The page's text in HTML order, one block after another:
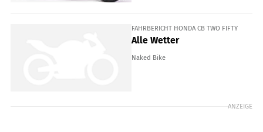
FAHRBERICHT HONDA CB TWO FIFTY
Alle Wetter
Naked Bike
ANZEIGE